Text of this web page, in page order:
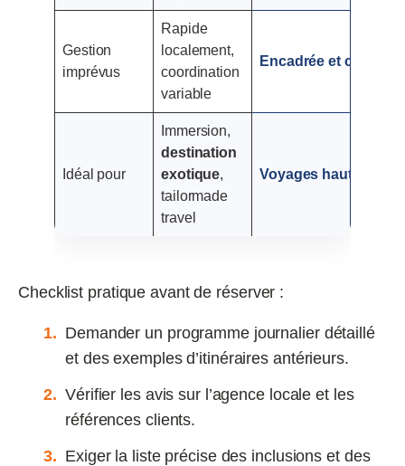
Gestion
imprévus
Rapide
localement,
coordination
variable
Encadrée et
Idéal pour
Immersion,
destination
exotique,
tailormade
travel
Voyages haut de
Checklist pratique avant de réserver :
Demander un programme journalier détaillé
et des exemples d’itinéraires antérieurs.
Vérifier les avis sur l’agence locale et les
références clients.
Exiger la liste précise des inclusions et des